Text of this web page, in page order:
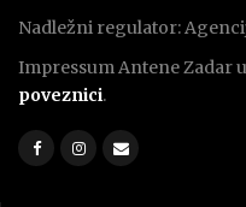
Nadležni regulator:
Impressum Antene Zadar
poveznici.